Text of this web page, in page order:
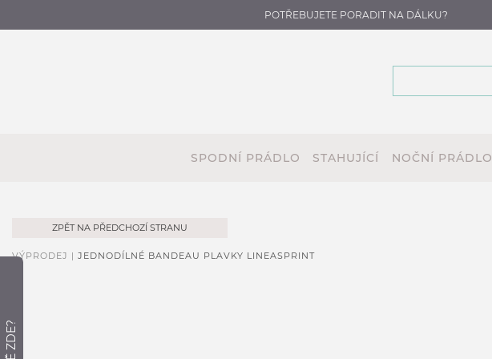
POTŘEBUJETE PORADIT NA DÁLKU?
SPODNÍ PRÁDLO STAHUJÍCÍ NOČNÍ PRÁDLO
ZPĚT NA PŘEDCHOZÍ STRANU
VÝPRODEJ | JEDNODÍLNÉ BANDEAU PLAVKY LINEASPRINT